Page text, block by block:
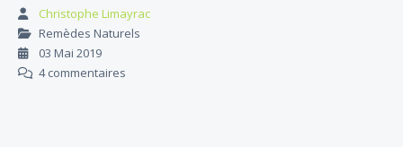
Christophe Limayrac
Remèdes Naturels
03 Mai 2019
4 commentaires